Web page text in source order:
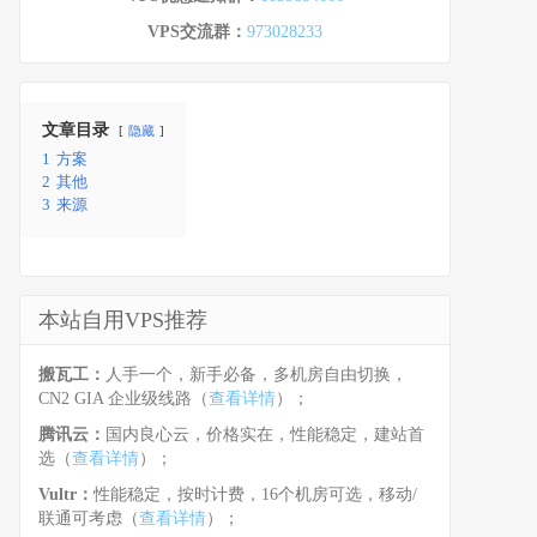
VPS交流群： 973028233
文章目录 隐藏
1 方案
2 其他
3 来源
本站自用VPS推荐
搬瓦工： 人手一个，新手必备，多机房自由切换，
CN2 GIA 企业级线路（查看详情）；
腾讯云： 国内良心云，价格实在，性能稳定，建站首
选（查看详情）；
Vultr：性能稳定，按时计费，16个机房可选，移动/
联通可考虑（查看详情）；